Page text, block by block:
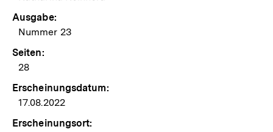
Ausgabe:
Nummer 23
Seiten:
28
Erscheinungsdatum:
17.08.2022
Erscheinungsort: